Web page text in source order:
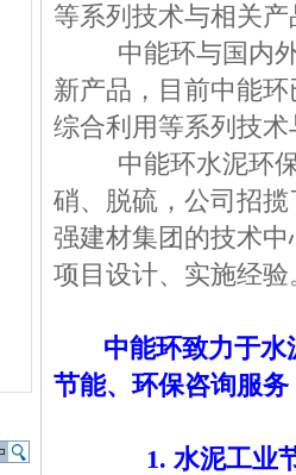
等系列技术与相关
中能环与国内外
新产品，目前中能
综合利用等系列技
中能环水泥环保
硝、脱硫，公司招
强建材集团的技术
项目设计、实施经验
中能环致力于水
节能、环保咨询服务
1. 水泥工业